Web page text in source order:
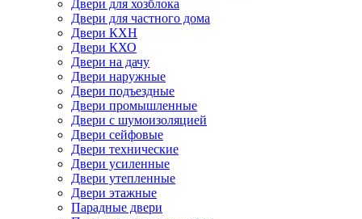
Двери для хозблока
Двери для частного дома
Двери КХН
Двери КХО
Двери на дачу
Двери наружные
Двери подъездные
Двери промышленные
Двери с шумоизоляцией
Двери сейфовые
Двери технические
Двери усиленные
Двери утепленные
Двери этажные
Парадные двери